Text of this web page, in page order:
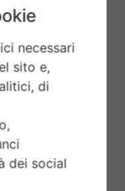
necessari
sito e,
di
dei social